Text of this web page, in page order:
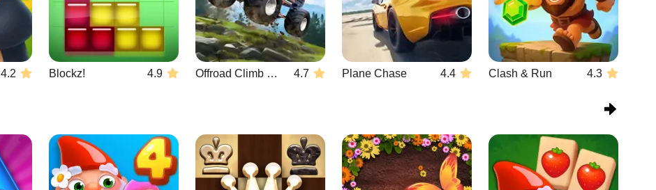
4.2 Blockz! 4.9 Offroad Climb 4x4 4.7 Plane Chase 4.4 Clash & Run 4.3